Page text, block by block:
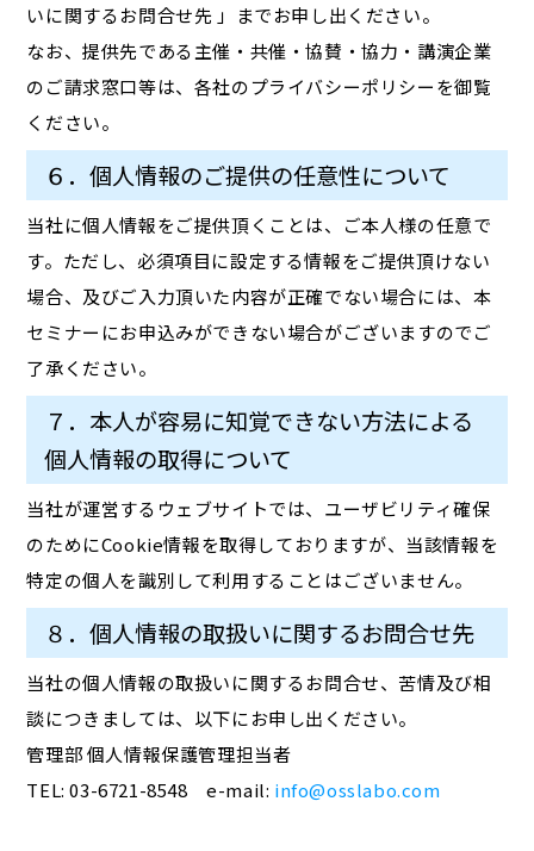
いに関するお問合せ先 」までお申し出ください。
なお、提供先である主催・共催・協賛・協力・講演企業
のご請求窓口等は、各社のプライバシーポリシーを御覧
ください。
６．個人情報のご提供の任意性について
当社に個人情報をご提供頂くことは、ご本人様の任意で
す。ただし、必須項目に設定する情報をご提供頂けない
場合、及びご入力頂いた内容が正確でない場合には、本
セミナーにお申込みができない場合がございますのでご
了承ください。
７．本人が容易に知覚できない方法による
個人情報の取得について
当社が運営するウェブサイトでは、ユーザビリティ確保
のためにCookie情報を取得しておりますが、当該情報を
特定の個人を識別して利用することはございません。
８．個人情報の取扱いに関するお問合せ先
当社の個人情報の取扱いに関するお問合せ、苦情及び相
談につきましては、以下にお申し出ください。
管理部 個人情報保護管理担当者
TEL: 03-6721-8548 e-mail: info@osslabo.com